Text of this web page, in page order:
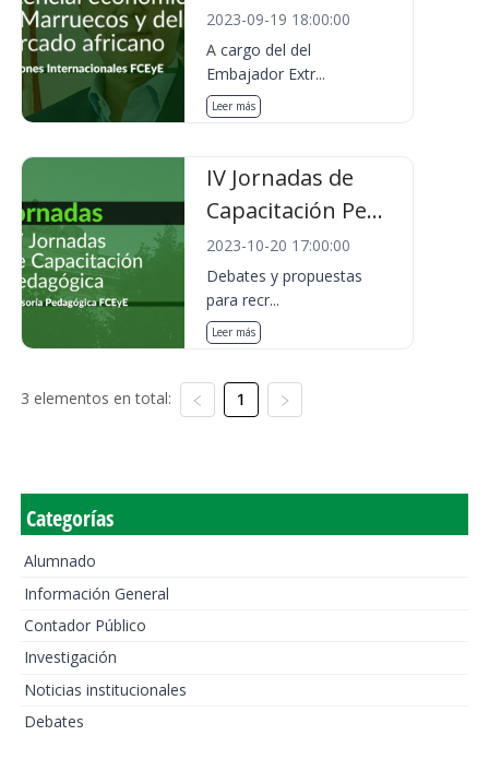
2023-09-19 18:00:00
A cargo del del
Embajador Extr...
Leer más
IV Jornadas de
Capacitación Pe...
2023-10-20 17:00:00
Debates y propuestas
para recr...
Leer más
3 elementos en total: 1
Categorías
Alumnado
Información General
Contador Público
Investigación
Noticias institucionales
Debates